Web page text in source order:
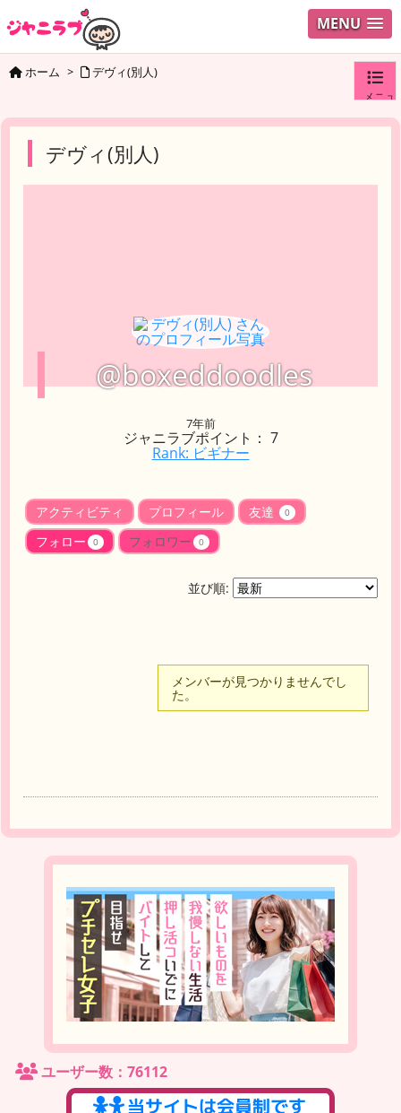
MENU
メニュ
ホーム > デヴィ(別人)
デヴィ(別人)
@boxeddoodles
7年前
ジャニラブポイント： 7
Rank: ビギナー
アクティビティ プロフィール 友達 0
フォロー 0 フォロワー 0
並び順:
メンバーが見つかりませんでし
た。
ユーザー数：76112